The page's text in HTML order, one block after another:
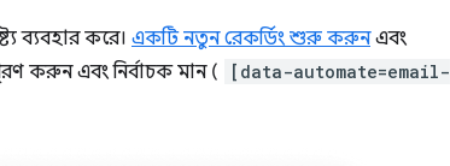
ব্যবহার করে। একটি নতুন রেকর্ডিং শুরু করুনএবং
করুন এবং নির্বাচক মান (
[data-automate=email-